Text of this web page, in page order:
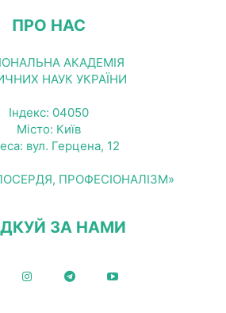
ПРО НАС
АКАДЕМІЯ
НАУК УКРАЇНИ
Індекс: 04050
Місто: Київ
вул. Герцена, 12
ПРОФЕСІОНАЛІЗМ»
ЗА НАМИ